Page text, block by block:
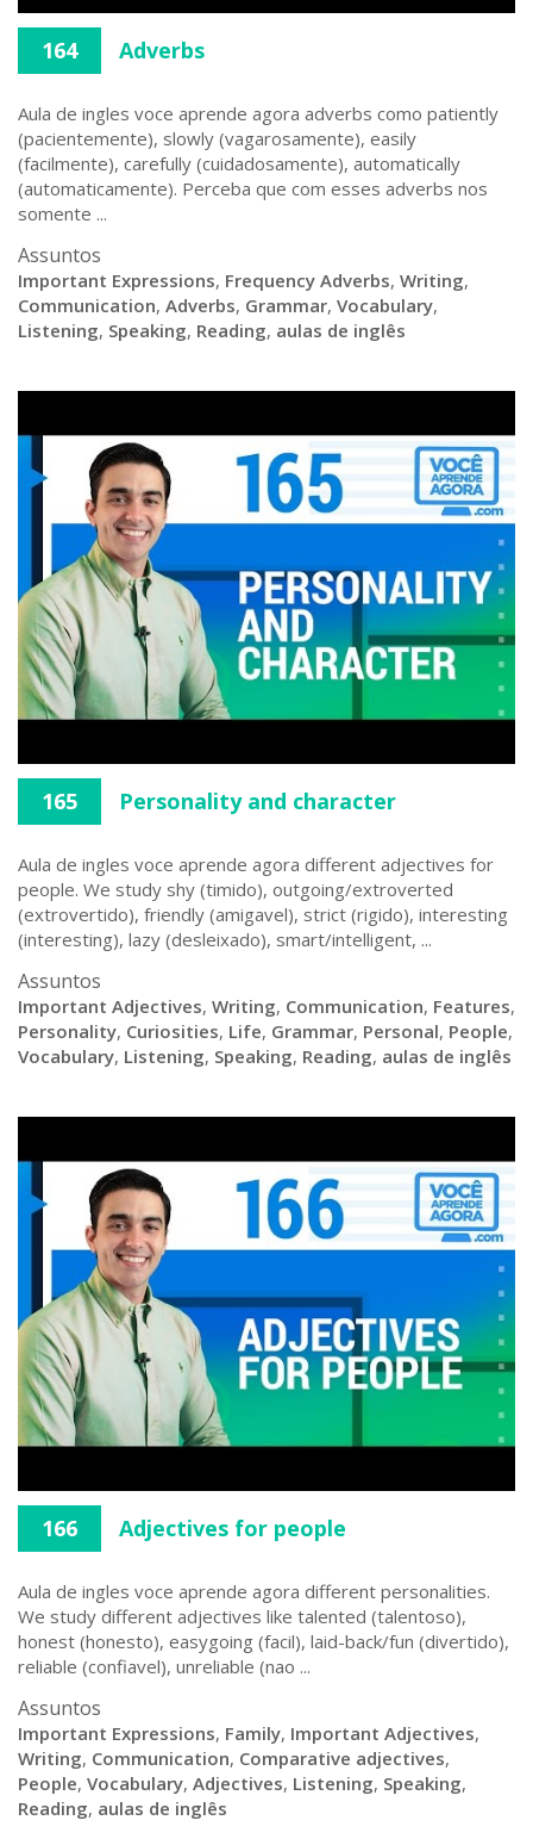
164 Adverbs
Aula de ingles voce aprende agora adverbs como patiently
(pacientemente), slowly (vagarosamente), easily
(facilmente), carefully (cuidadosamente), automatically
(automaticamente). Perceba que com esses adverbs nos
somente ...
Assuntos
Important Expressions, Frequency Adverbs, Writing,
Communication, Adverbs, Grammar, Vocabulary,
Listening, Speaking, Reading, aulas de inglês
165 Personality and character
Aula de ingles voce aprende agora different adjectives for
people. We study shy (timido), outgoing/extroverted
(extrovertido), friendly (amigavel), strict (rigido), interesting
(interesting), lazy (desleixado), smart/intelligent, ...
Assuntos
Important Adjectives, Writing, Communication, Features,
Personality, Curiosities, Life, Grammar, Personal, People,
Vocabulary, Listening, Speaking, Reading, aulas de inglês
166 Adjectives for people
Aula de ingles voce aprende agora different personalities.
We study different adjectives like talented (talentoso),
honest (honesto), easygoing (facil), laid-back/fun (divertido),
reliable (confiavel), unreliable (nao ...
Assuntos
Important Expressions, Family, Important Adjectives,
Writing, Communication, Comparative adjectives,
People, Vocabulary, Adjectives, Listening, Speaking,
Reading, aulas de inglês